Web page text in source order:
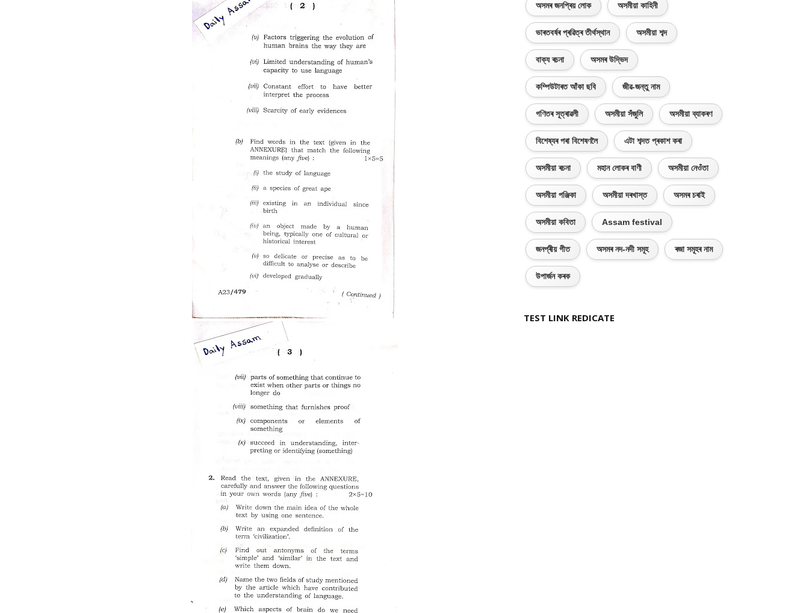
অসমৰ জনপ্ৰিয় লোক অসমীয়া কাহিনী
ভাৰতবৰ্ষৰ প্ৰৱিত্ৰ তীৰ্থস্থান অসমীয়া শব্দ
বাক্য ৰচনা অসমৰ উদ্ভিদ
কম্পিউটাৰত আঁকা ছবি জীৱ-জন্তু নাম
গণিতৰ সূত্ৰাৱলী অসমীয়া সঁজুলি অসমীয়া ব্যাকৰণ
বিশেষ্যৰ পৰা বিশেষণলৈ এটা শব্দত প্ৰকাশ কৰা
অসমীয়া ৰচনা মহান লোকৰ বাণী অসমীয়া নেওঁতা
অসমীয়া পঞ্জিকা অসমীয়া দৰখাস্ত অসমৰ চৰাই
অসমীয়া কবিতা Assam festival
জনপ্ৰীয় গীত অসমৰ নদ-নদী সমূহ ৰজা সমূহৰ নাম
উপাৰ্জন কৰক
TEST LINK REDICATE